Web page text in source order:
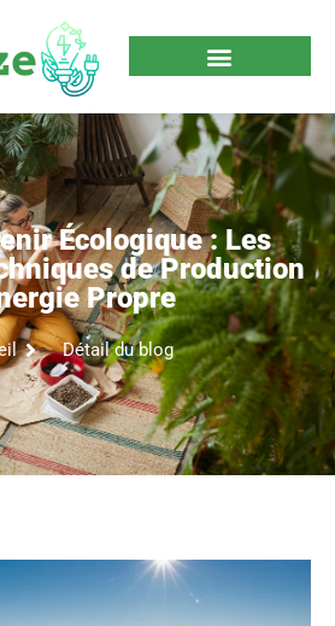
Écologique : Les
de Production
Propre
Détail du blog